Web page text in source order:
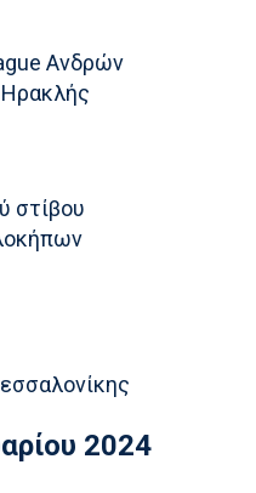
Ανδρών
στίβου
2024